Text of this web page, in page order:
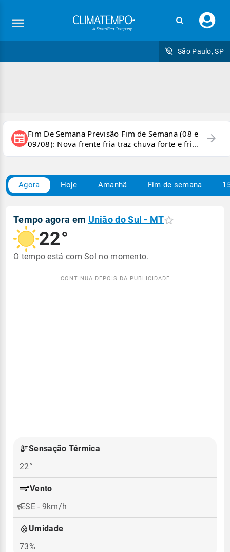
seu
São Paulo, SP
newspaper Fim De Semana Previsão Fim de Semana (08 e
09/08): Nova frente fria traz chuva forte e frio
para áreas do país
arrow_forward
Agora Hoje Amanhã Fim de semana
Tempo agora em União do Sul - MT
22°
O tempo está com Sol no momento.
Sensação Térmica
22°
Vento
ESE - 9km/h
Umidade
73%